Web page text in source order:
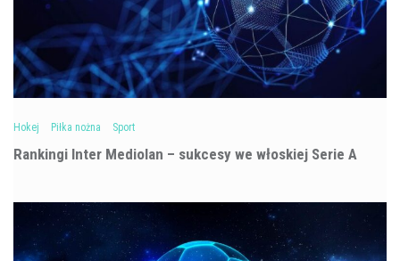
Hokej Piłka nożna Sport
Rankingi Inter Mediolan – sukcesy we włoskiej Serie A